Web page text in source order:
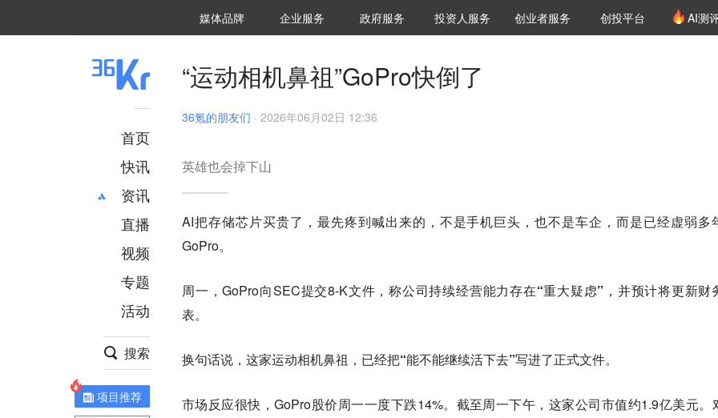
媒体品牌 36Kr研究院
企业服务 城市之窗
政府服务 VClub投资机构库
投资机构职位推介
投资人服务 创投氪堂
创业者服务 创投平台 AI测
首页
快讯
资讯
推荐
财经
项目推荐
安徽
直播
视频
专题
活动
搜索
项目推荐
“运动相机鼻祖”GoPro快倒了
36氪的朋友们 · 2026年06月02日 12:36
英雄也会掉下山
AI把存储芯片买贵了，最先疼到喊出来的，不是手机巨头，也不是车企，而是已经虚弱多
GoPro。
周一，GoPro向SEC提交8-K文件，称公司持续经营能力存在“重大疑虑” ，并预计将更新财
表。
换句话说，这家运动相机鼻祖，已经把“能不能继续活下去”写进了正式文件。
市场反应很快，GoPro股价周一一度下跌14%。截至周一下午，这家公司市值约1.9亿美元。